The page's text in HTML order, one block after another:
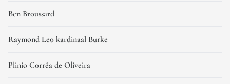
Ben Broussard
Raymond Leo kardinaal Burke
Plinio Corrêa de Oliveira